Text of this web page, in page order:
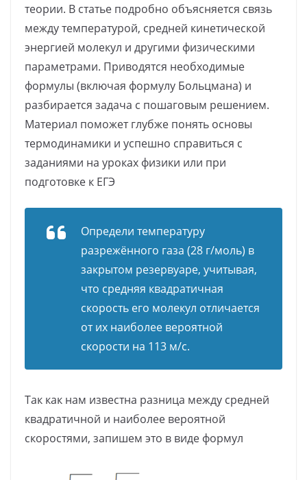
теории. В статье подробно объясняется связь
между температурой, средней кинетической
энергией молекул и другими физическими
параметрами. Приводятся необходимые
формулы (включая формулу Больцмана) и
разбирается задача с пошаговым решением.
Материал поможет глубже понять основы
термодинамики и успешно справиться с
заданиями на уроках физики или при
подготовке к ЕГЭ
Определи температуру
разрежённого газа (28 г/моль) в
закрытом резервуаре, учитывая,
что средняя квадратичная
скорость его молекул отличается
от их наиболее вероятной
скорости на 113 м/с.
Так как нам известна разница между средней
квадратичной и наиболее вероятной
скоростями, запишем это в виде формул